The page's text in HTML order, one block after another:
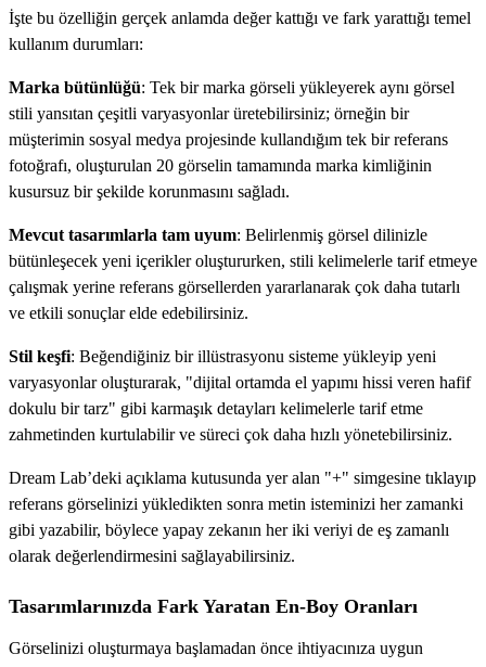
İşte bu özelliğin gerçek anlamda değer kattığı ve fark yarattığı temel
kullanım durumları:
Marka bütünlüğü: Tek bir marka görseli yükleyerek aynı görsel
stili yansıtan çeşitli varyasyonlar üretebilirsiniz; örneğin bir
müşterimin sosyal medya projesinde kullandığım tek bir referans
fotoğrafı, oluşturulan 20 görselin tamamında marka kimliğinin
kusursuz bir şekilde korunmasını sağladı.
Mevcut tasarımlarla tam uyum: Belirlenmiş görsel dilinizle
bütünleşecek yeni içerikler oluştururken, stili kelimelerle tarif etmeye
çalışmak yerine referans görsellerden yararlanarak çok daha tutarlı
ve etkili sonuçlar elde edebilirsiniz.
Stil keşfi: Beğendiğiniz bir illüstrasyonu sisteme yükleyip yeni
varyasyonlar oluşturarak, "dijital ortamda el yapımı hissi veren hafif
dokulu bir tarz" gibi karmaşık detayları kelimelerle tarif etme
zahmetinden kurtulabilir ve süreci çok daha hızlı yönetebilirsiniz.
Dream Lab’deki açıklama kutusunda yer alan "+" simgesine tıklayıp
referans görselinizi yükledikten sonra metin isteminizi her zamanki
gibi yazabilir, böylece yapay zekanın her iki veriyi de eş zamanlı
olarak değerlendirmesini sağlayabilirsiniz.
Tasarımlarınızda Fark Yaratan En-Boy Oranları
Görselinizi oluşturmaya başlamadan önce ihtiyacınıza uygun